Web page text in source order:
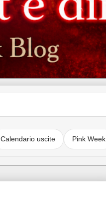
Calendario uscite Pink Week